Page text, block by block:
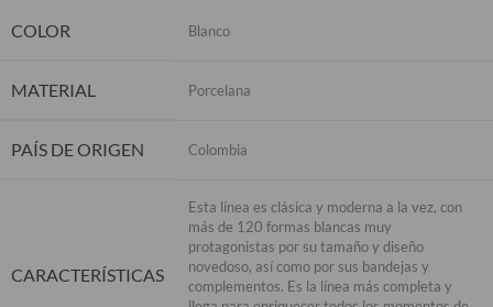
COLOR
Blanco
MATERIAL Porcelana
PAÍS DE ORIGEN Colombia
CARACTERÍSTICAS
Esta línea es clásica y moderna a la vez, con
más de 120 formas blancas muy
protagonistas por su tamaño y diseño
novedoso, así como por sus bandejas y
complementos. Es la línea más completa y